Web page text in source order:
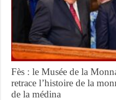
Fès : le Musée de la
retrace l’histoire de la
de la médina